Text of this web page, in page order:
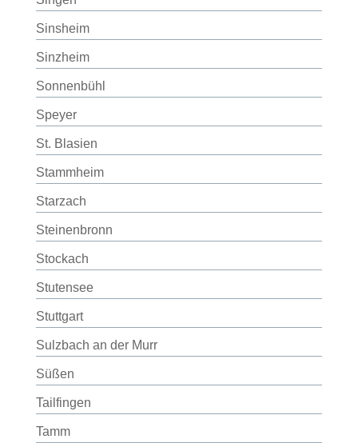
Sinsheim
Sinzheim
Sonnenbühl
Speyer
St. Blasien
Stammheim
Starzach
Steinenbronn
Stockach
Stutensee
Stuttgart
Sulzbach an der Murr
Süßen
Tailfingen
Tamm